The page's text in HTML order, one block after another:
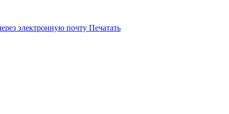
электронную почту Печатать